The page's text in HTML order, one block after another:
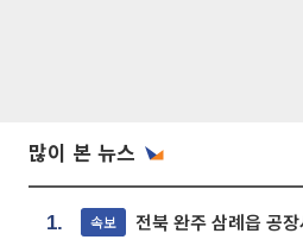
많이 본 뉴스
1. 속보 전북 완주 삼례읍 공